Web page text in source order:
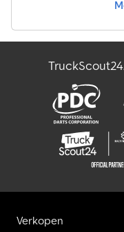
Verkopen